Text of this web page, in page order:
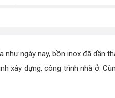
ngày nay, bồn inox đã dần
xây dựng, công trình nhà ở.